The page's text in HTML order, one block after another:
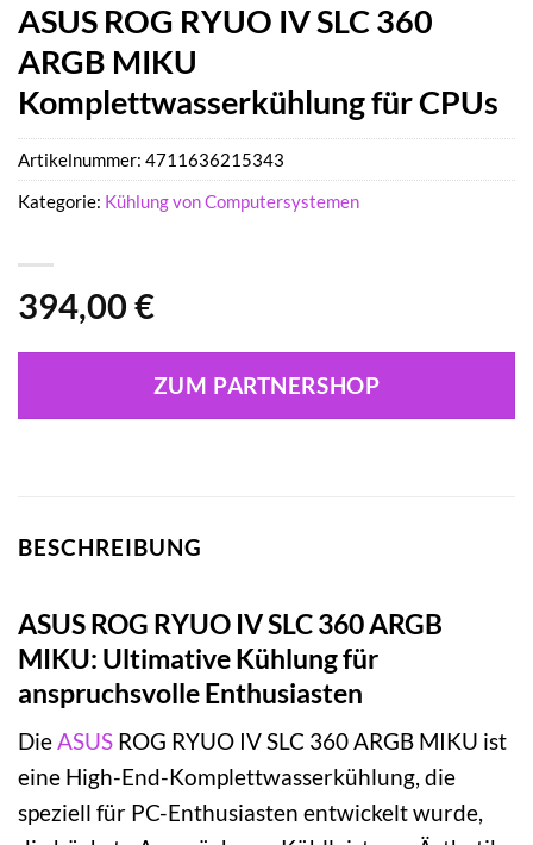
ASUS ROG RYUO IV SLC 360
ARGB MIKU
Komplettwasserkühlung für CPUs
394,00 €
ZUM PARTNERSHOP
Artikelnummer: 4711636215343
Kategorie: Kühlung von Computersystemen
BESCHREIBUNG
ASUS ROG RYUO IV SLC 360 ARGB
MIKU: Ultimative Kühlung für
anspruchsvolle Enthusiasten
DieASUS ROG RYUO IV SLC 360 ARGB MIKU ist
eine High-End-Komplettwasserkühlung, die
speziell für PC-Enthusiasten entwickelt wurde,